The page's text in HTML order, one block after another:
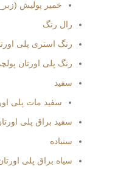
خمیر پولیش
رال رنگ
رنگ استری پلی
رنگ پلی اورتان
سفید
سفید مات پلی
سفید براق پلی
سنباده
سیاه براق پلی